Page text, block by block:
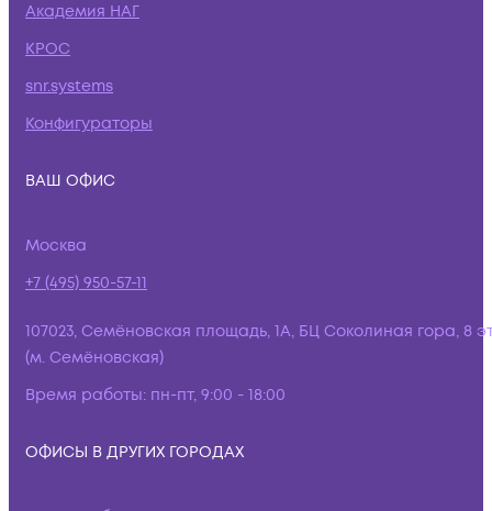
Академия НАГ
КРОС
snr.systems
Конфигураторы
ВАШ ОФИС
Москва
+7 (495) 950-57-11
107023, Семёновская площадь, 1А, БЦ Соколиная гора, 8
(м. Семёновская)
Время работы: пн-пт, 9:00 - 18:00
ОФИСЫ В ДРУГИХ ГОРОДАХ